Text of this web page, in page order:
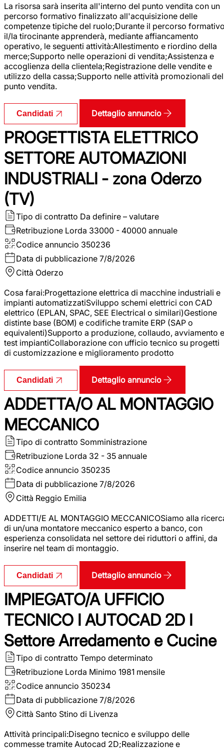
La risorsa sarà inserita all'interno del punto vendita con un
percorso formativo finalizzato all'acquisizione delle
competenze tipiche del ruolo;Durante il percorso
il/la tirocinante apprenderà, mediante affiancamento
operativo, le seguenti attività:Allestimento e riordino della
merce;Supporto nelle operazioni di vendita;Assistenza e
accoglienza della clientela;Registrazione delle vendite e
utilizzo della cassa;Supporto nelle attività promozionali del
punto vendita.
Candidati Dettaglio annuncio
PROGETTISTA ELETTRICO
SETTORE AUTOMAZIONI
INDUSTRIALI - zona Oderzo
(TV)
Tipo di contratto Da definire – valutare
Retribuzione Lorda 33000 - 40000 annuale
Codice annuncio 350236
Data di pubblicazione 7/8/2026
Città Oderzo
Cosa farai:Progettazione elettrica di macchine industriali e
impianti automatizzatiSviluppo schemi elettrici con CAD
elettrico (EPLAN, SPAC, SEE Electrical o similari)Gestione
distinte base (BOM) e codifiche tramite ERP (SAP o
equivalenti)Supporto a produzione, collaudo, avviamento e
test impiantiCollaborazione con ufficio tecnico su progetti
di customizzazione e miglioramento prodotto
Candidati Dettaglio annuncio
ADDETTA/O AL MONTAGGIO
MECCANICO
Tipo di contratto Somministrazione
Retribuzione Lorda 32 - 35 annuale
Codice annuncio 350235
Data di pubblicazione 7/8/2026
Città Reggio Emilia
ADDETTI/E AL MONTAGGIO MECCANICOSiamo alla
di un/una montatore meccanico esperto a banco, con
esperienza consolidata nel settore dei riduttori o affini, da
inserire nel team di montaggio.
Candidati Dettaglio annuncio
IMPIEGATO/A UFFICIO
TECNICO I AUTOCAD 2D I
Settore Arredamento e Cucine
Tipo di contratto Tempo determinato
Retribuzione Lorda Minimo 1981 mensile
Codice annuncio 350234
Data di pubblicazione 7/8/2026
Città Santo Stino di Livenza
Attività principali:Disegno tecnico e sviluppo delle
commesse tramite Autocad 2D;Realizzazione e